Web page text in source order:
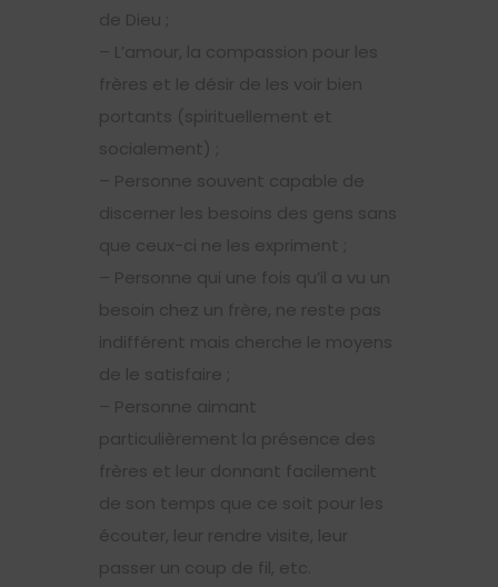
de Dieu ;
– L’amour, la compassion pour les
frères et le désir de les voir bien
portants (spirituellement et
socialement) ;
– Personne souvent capable de
discerner les besoins des gens sans
que ceux-ci ne les expriment ;
– Personne qui une fois qu’il a vu un
besoin chez un frère, ne reste pas
indifférent mais cherche le moyens
de le satisfaire ;
– Personne aimant
particulièrement la présence des
frères et leur donnant facilement
de son temps que ce soit pour les
écouter, leur rendre visite, leur
passer un coup de fil, etc.